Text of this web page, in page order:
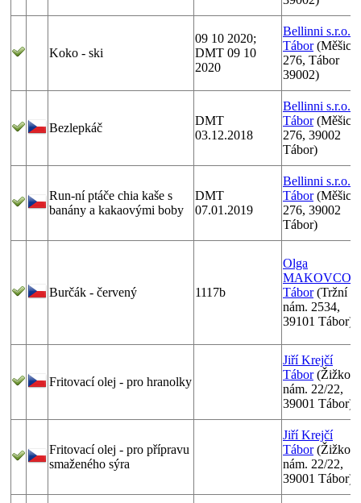
Koko - ski
09 10 2020;
DMT 09 10
2020
Bellinni s.r.o.
Tábor
276, Tábor
39002)
Bezlepkáč
DMT
03.12.2018
Bellinni s.r.o.
Tábor
276, 39002
Tábor)
Run-ní ptáče chia kaše s
banány a kakaovými boby
DMT
07.01.2019
Bellinni s.r.o.
Tábor
276, 39002
Tábor)
Burčák - červený 1117b
Olga
Tábor (Tržní
nám. 2534,
39101 Tábor)
Fritovací olej - pro hranolky
Jiří Krejčí
Tábor
nám. 22/22,
39001 Tábor)
Fritovací olej - pro přípravu
smaženého sýra
Jiří Krejčí
Tábor
nám. 22/22,
39001 Tábor)